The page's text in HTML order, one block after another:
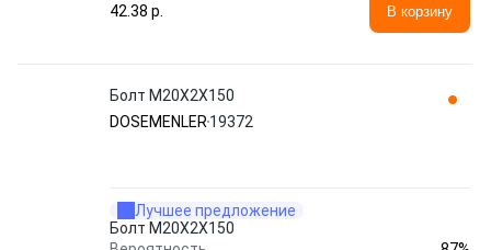
42.38 p.
В корзину
Болт M20X2X150
DOSEMENLER 19372
Лучшее предложение
Болт M20X2X150